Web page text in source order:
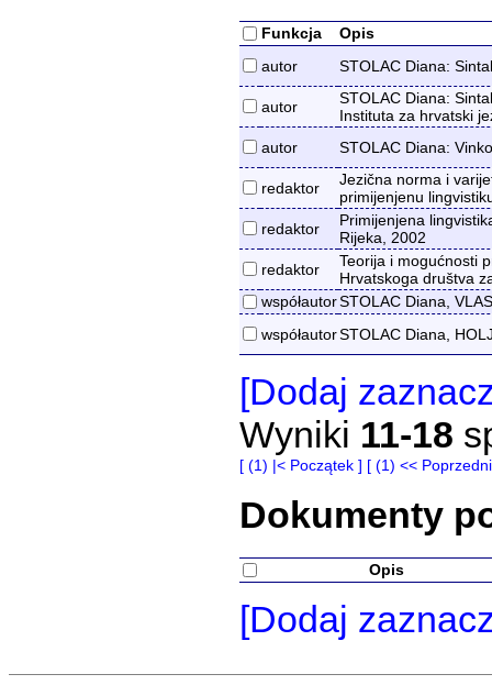
Funkcja
Opis
autor
STOLAC Diana:
autor
STOLAC Diana:
Instituta za hrvatski
autor
STOLAC Diana:
redaktor
Jezična norma i
primijenjenu
redaktor
Primijenjena
Rijeka, 2002
redaktor
Teorija i mogućnosti
Hrvatskoga društva
współautorSTOLAC Diana,
współautorSTOLAC Diana,
[Dodaj
Wyniki 11-18
[ (1) |< Początek ] [ (1) <<
Dokumenty
Opis
[Dodaj